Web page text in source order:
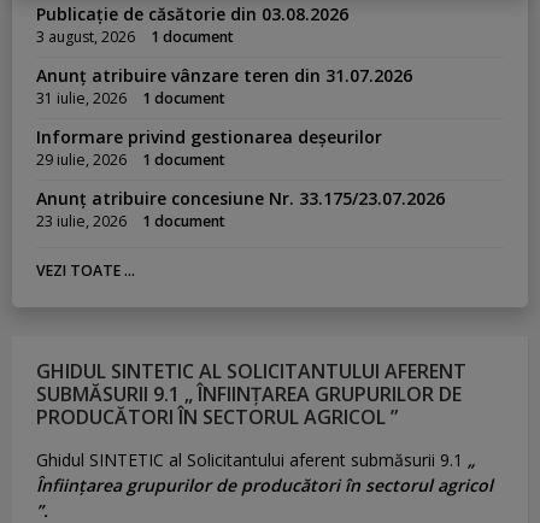
Publicație de căsătorie din 03.08.2026
3 august, 2026 1 document
Anunț atribuire vânzare teren din 31.07.2026
31 iulie, 2026 1 document
Informare privind gestionarea deșeurilor
29 iulie, 2026 1 document
Anunț atribuire concesiune Nr. 33.175/23.07.2026
23 iulie, 2026 1 document
VEZI TOATE ...
GHIDUL SINTETIC AL SOLICITANTULUI AFERENT
SUBMĂSURII 9.1 „ ÎNFIINȚAREA GRUPURILOR DE
PRODUCĂTORI ÎN SECTORUL AGRICOL ”
Ghidul SINTETIC al Solicitantului aferent submăsurii 9.1 „
Înființarea grupurilor de producători în sectorul agricol
”.